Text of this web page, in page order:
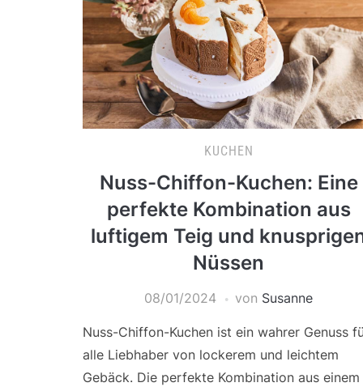
KUCHEN
Nuss-Chiffon-Kuchen: Eine
perfekte Kombination aus
luftigem Teig und
Nüssen
08/01/2024 von Susanne
Nuss-Chiffon-Kuchen ist ein wahrer Genuss
alle Liebhaber von lockerem und leichtem
Gebäck. Die perfekte Kombination aus einem